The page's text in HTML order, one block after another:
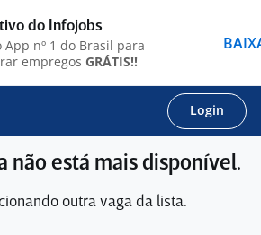
Login
não está mais disponível.
outra vaga da lista.
do Infojobs
App nº 1 do Brasil para
empregos GRÁTIS!!